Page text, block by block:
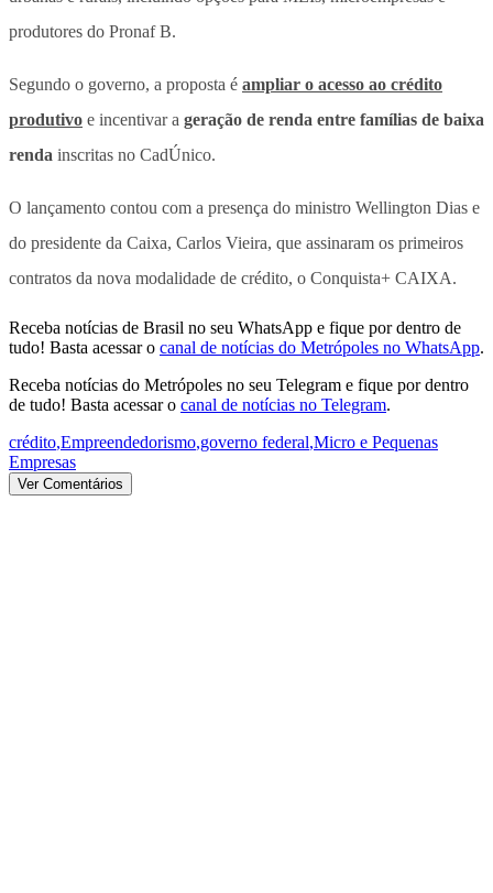
produtores do Pronaf B.
Segundo o governo, a proposta é ampliar o acesso ao crédito
produtivo e incentivar a geração de renda entre famílias de baixa
renda inscritas no CadÚnico.
O lançamento contou com a presença do ministro Wellington Dias e
do presidente da Caixa, Carlos Vieira, que assinaram os primeiros
contratos da nova modalidade de crédito, o Conquista+ CAIXA.
Receba notícias de Brasil no seu WhatsApp e fique por dentro de
tudo! Basta acessar o canal de notícias do Metrópoles no WhatsApp.
Receba notícias do Metrópoles no seu Telegram e fique por dentro
de tudo! Basta acessar o canal de notícias no Telegram.
crédito,Empreendedorismo,governo federal,Micro e Pequenas
Empresas
Ver Comentários